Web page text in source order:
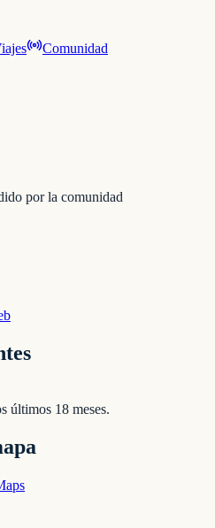
Comunidad
por la comunidad
últimos 18 meses.